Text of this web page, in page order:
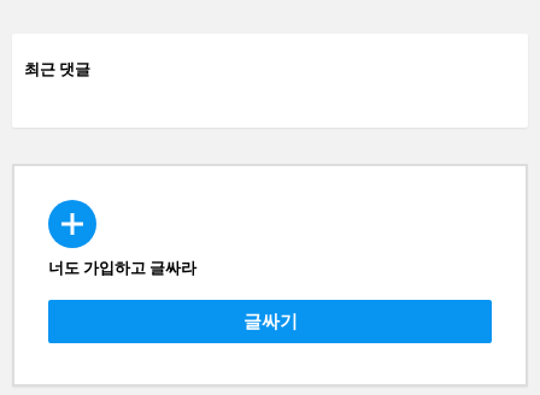
최근 댓글
CREATE
너도 가입하고 글싸라
글싸기